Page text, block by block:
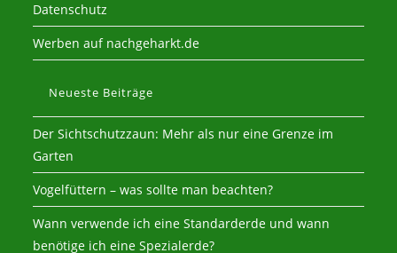
Datenschutz
Werben auf nachgeharkt.de
Neueste Beiträge
Der Sichtschutzzaun: Mehr als nur eine Grenze im
Garten
Vogelfüttern – was sollte man beachten?
Wann verwende ich eine Standarderde und wann
benötige ich eine Spezialerde?